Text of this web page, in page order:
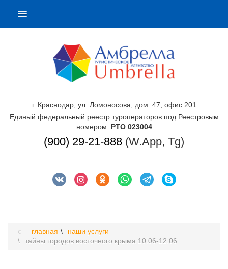
г. Краснодар, ул. Ломоносова, дом. 47, офис 201
Единый федеральный реестр туроператоров под Реестровым
номером: РТО 023004
(900) 29-21-888 (W.App, Tg)
главная
наши услуги
тайны городов восточного крыма 10.06-12.06